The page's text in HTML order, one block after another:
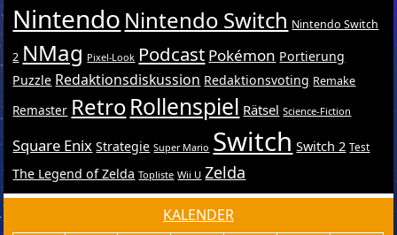
Nintendo Nintendo Switch Nintendo Switch
2 NMag Pixel-Look Podcast Pokémon Portierung
Puzzle Redaktionsdiskussion Redaktionsvoting Remake
Remaster RetroRollenspiel Rätsel Science-Fiction
Square Enix Strategie Super Mario Switch Switch 2 Test
The Legend of Zelda Topliste Wii U Zelda
KALENDER